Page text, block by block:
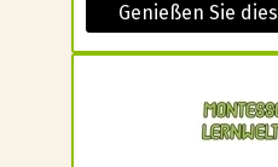
Genießen Sie